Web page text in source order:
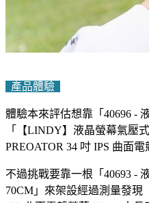
產品體驗
體驗本來評估想靠「40696 -
「【LINDY】液晶螢幕氣壓
PREOATOR 34 吋 IPS 曲面電
不過挑戰要靠一根「40693 -
70CM」來架設經過測量發現